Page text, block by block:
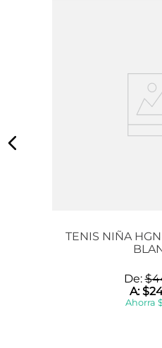
TENIS NIÑA
De:$
A:$
Ahorra